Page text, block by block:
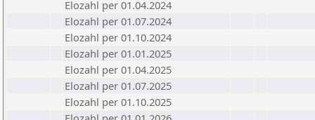
Elozahl per 01.04.2024
Elozahl per 01.07.2024
Elozahl per 01.10.2024
Elozahl per 01.01.2025
Elozahl per 01.04.2025
Elozahl per 01.07.2025
Elozahl per 01.10.2025